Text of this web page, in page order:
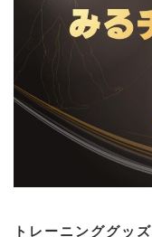
トレーニンググッズ